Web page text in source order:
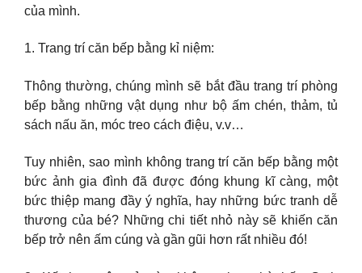
của mình.
1. Trang trí căn bếp bằng kỉ niệm:
Thông thường, chúng mình sẽ bắt đầu trang trí phòng
bếp bằng những vật dụng như bộ ấm chén, thảm, tủ
sách nấu ăn, móc treo cách điệu, v.v…
Tuy nhiên, sao mình không trang trí căn bếp bằng một
bức ảnh gia đình đã được đóng khung kĩ càng, một
bức thiệp mang đầy ý nghĩa, hay những bức tranh dễ
thương của bé? Những chi tiết nhỏ này sẽ khiến căn
bếp trở nên ấm cúng và gần gũi hơn rất nhiều đó!